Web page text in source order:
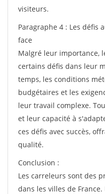
visiteurs.
Paragraphe 4 : Les défis
face
Malgré leur importance,
certains défis dans leur
temps, les conditions
budgétaires et les
leur travail complexe.
et leur capacité à
ces défis avec succès,
qualité.
Conclusion :
Les carreleurs sont des
dans les villes de